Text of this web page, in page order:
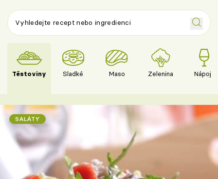
Těstoviny Sladké Maso Zelenina Nápoje
SALÁTY